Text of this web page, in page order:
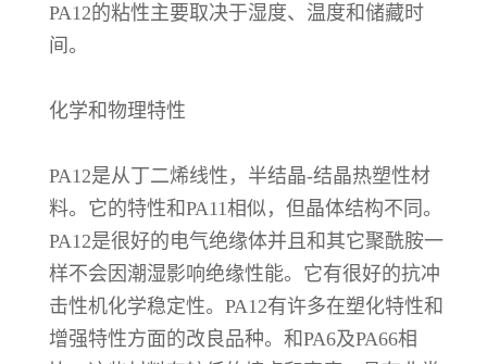
PA12的粘性主要取决于湿度、温度和储藏时
间。
化学和物理特性
PA12是从丁二烯线性，半结晶-结晶热塑性材
料。它的特性和PA11相似，但晶体结构不同。
PA12是很好的电气绝缘体并且和其它聚酰胺一
样不会因潮湿影响绝缘性能。它有很好的抗冲
击性机化学稳定性。PA12有许多在塑化特性和
增强特性方面的改良品种。和PA6及PA66相